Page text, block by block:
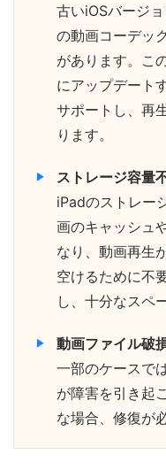
古いiOSバージ
の動画コーデッ
があります。こ
にアップデート
サポートし、再
ります。
ストレージ容量
iPadのストレー
画のキャッシュ
なり、動画再生
空けるために不
し、十分なスペ
動画ファイル破
一部のケースで
が障害を引き起
な場合、修復が